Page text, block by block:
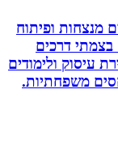
ופיתוח
דרכים
ולימודים
משפחתיות.